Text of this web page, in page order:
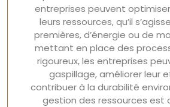
entreprises peuvent
leurs ressources, qu’il
premières, d’énergie ou de
mettant en place des
rigoureux, les entreprises
gaspillage, améliorer leur
contribuer à la durabilité
gestion des ressources est